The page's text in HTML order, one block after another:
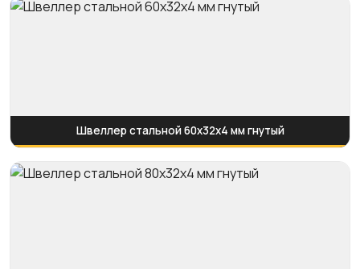
Швеллер стальной 60x32x4 мм гнутый